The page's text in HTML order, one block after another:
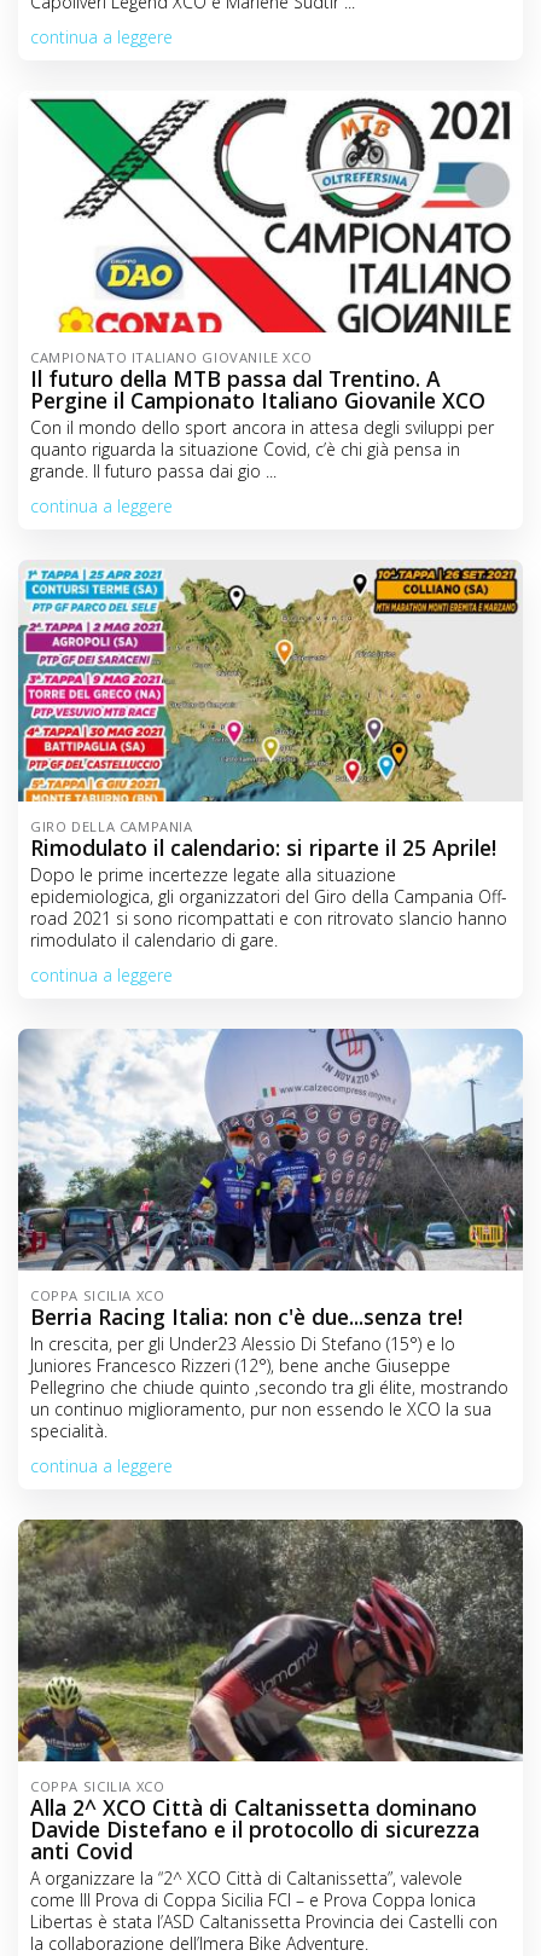
continua a leggere
CAMPIONATO ITALIANO GIOVANILE XCO
Il futuro della MTB passa dal Trentino. A
Pergine il Campionato Italiano Giovanile XCO
Con il mondo dello sport ancora in attesa degli sviluppi per
quanto riguarda la situazione Covid, c’è chi già pensa in
grande. Il futuro passa dai gio ...
continua a leggere
GIRO DELLA CAMPANIA
Rimodulato il calendario: si riparte il 25 Aprile!
Dopo le prime incertezze legate alla situazione
epidemiologica, gli organizzatori del Giro della Campania Off-
road 2021 si sono ricompattati e con ritrovato slancio hanno
rimodulato il calendario di gare.
continua a leggere
COPPA SICILIA XCO
Berria Racing Italia: non c'è due...senza tre!
In crescita, per gli Under23 Alessio Di Stefano (15°) e lo
Juniores Francesco Rizzeri (12°), bene anche Giuseppe
Pellegrino che chiude quinto ,secondo tra gli élite, mostrando
un continuo miglioramento, pur non essendo le XCO la sua
specialità.
continua a leggere
COPPA SICILIA XCO
Alla 2^ XCO Città di Caltanissetta dominano
Davide Distefano e il protocollo di sicurezza
anti Covid
A organizzare la “2^ XCO Città di Caltanissetta”, valevole
come III Prova di Coppa Sicilia FCI – e Prova Coppa Ionica
Libertas è stata l’ASD Caltanissetta Provincia dei Castelli con
la collaborazione dell’Imera Bike Adventure.